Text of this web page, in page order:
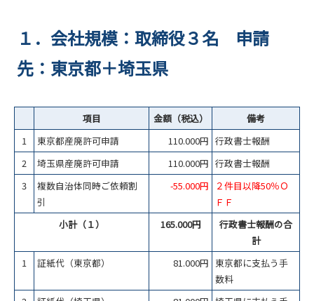
１．会社規模：取締役３名 申請
先：東京都＋埼玉県
項目 金額（税込）
備考
1
東京都産廃許可申請 110.000円 行政書士報酬
2
埼玉県産廃許可申請 110.000円 行政書士報酬
3
複数自治体同時ご依頼割
引
-55.000円
２件目以降50％Ｏ
ＦＦ
小計（１）
165.000円
行政書士報酬の合
計
1
証紙代（東京都） 81.000円 東京都に支払う手
数料